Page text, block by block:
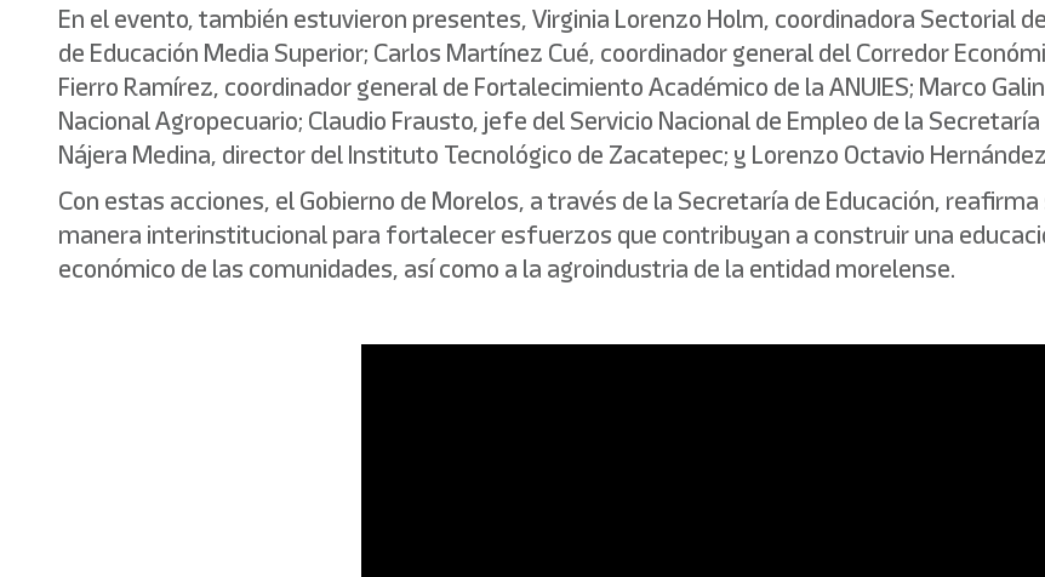
En el evento, también estuvieron presentes, Virginia Lorenzo Holm, coordinadora Sectorial
de Educación Media Superior; Carlos Martínez Cué, coordinador general del Corredor
Fierro Ramírez, coordinador general de Fortalecimiento Académico de la ANUIES; Marco
Nacional Agropecuario; Claudio Frausto, jefe del Servicio Nacional de Empleo de la
Nájera Medina, director del Instituto Tecnológico de Zacatepec; y Lorenzo Octavio
Con estas acciones, el Gobierno de Morelos, a través de la Secretaría de Educación,
manera interinstitucional para fortalecer esfuerzos que contribuyan a construir una
económico de las comunidades, así como a la agroindustria de la entidad morelense.